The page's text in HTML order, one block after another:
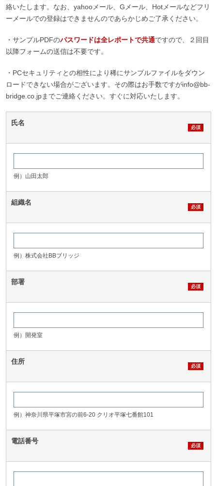
絡いたします。なお、yahooメール、Gメール、Hotメールなどフリ
ーメールでの登録はできませんのであらかじめご了承ください。
・サンプルPDFのパスワードは全レポートで共通ですので、２回目
以降フォームの送信は不要です。
・PCセキュリティとの相性により稀にサンプルファイルをダウン
ロードできない場合がございます。その際はお手数ですがinfo@bb-
bridge.co.jpまでご連絡ください。すぐに対応いたします。
氏名
例）山田太郎
組織名
例）株式会社BBブリッジ
部署
例）開発室
住所
例）神奈川県平塚市宮の前6-20 クリオ平塚七番館101
電話番号